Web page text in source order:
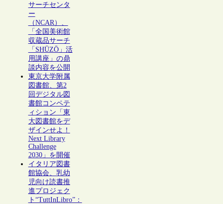
サーチセンタ
ー
（NCAR）、
「全国美術館
収蔵品サーチ
「SHŪZŌ」活
用講座」の鼎
談内容を公開
東京大学附属
図書館、第2
回デジタル図
書館コンペテ
ィション「東
大図書館をデ
ザインせよ！
Next Library
Challenge
2030」を開催
イタリア図書
館協会、乳幼
児向け読書推
進プロジェク
ト“TuttInLibro”：